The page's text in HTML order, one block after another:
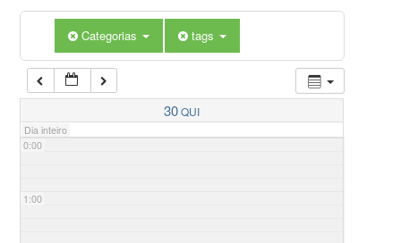
Categorias tags
30QUI
Dia inteiro
0:00
1:00